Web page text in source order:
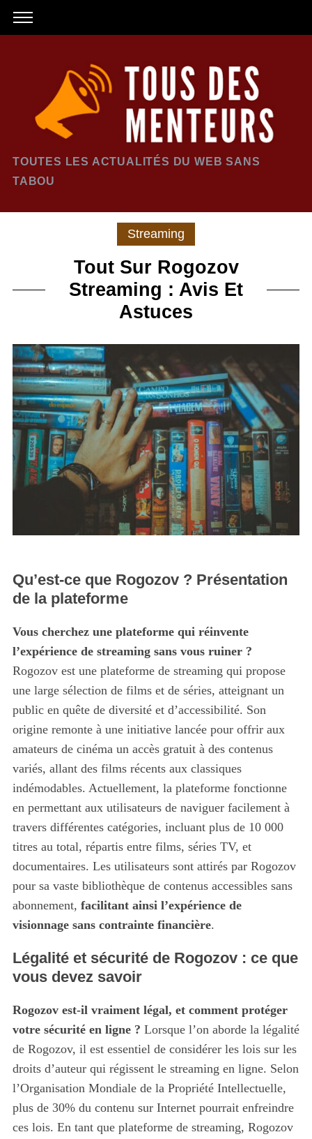
TOUTES LES ACTUALITÉS DU WEB SANS
TABOU
Streaming
Tout Sur Rogozov
Streaming : Avis Et
Astuces
Qu’est-ce que Rogozov ? Présentation
de la plateforme
Vous cherchez une plateforme qui réinvente
l’expérience de streaming sans vous ruiner ?
Rogozov est une plateforme de streaming qui propose
une large sélection de films et de séries, atteignant un
public en quête de diversité et d’accessibilité. Son
origine remonte à une initiative lancée pour offrir aux
amateurs de cinéma un accès gratuit à des contenus
variés, allant des films récents aux classiques
indémodables. Actuellement, la plateforme fonctionne
en permettant aux utilisateurs de naviguer facilement à
travers différentes catégories, incluant plus de 10 000
titres au total, répartis entre films, séries TV, et
documentaires. Les utilisateurs sont attirés par Rogozov
pour sa vaste bibliothèque de contenus accessibles sans
abonnement, facilitant ainsi l’expérience de
visionnage sans contrainte financière.
Légalité et sécurité de Rogozov : ce que
vous devez savoir
Rogozov est-il vraiment légal, et comment protéger
votre sécurité en ligne ? Lorsque l’on aborde la légalité
de Rogozov, il est essentiel de considérer les lois sur les
droits d’auteur qui régissent le streaming en ligne. Selon
l’Organisation Mondiale de la Propriété Intellectuelle,
plus de 30% du contenu sur Internet pourrait enfreindre
ces lois. En tant que plateforme de streaming, Rogozov